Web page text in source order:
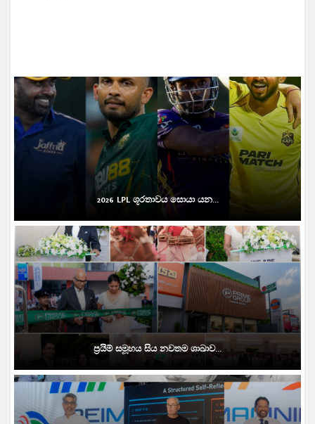
2026 LPL ශූරතාවය සොයා යන...
ප්‍රයිම් සමූහය සිය නවතම ශාඛාව...